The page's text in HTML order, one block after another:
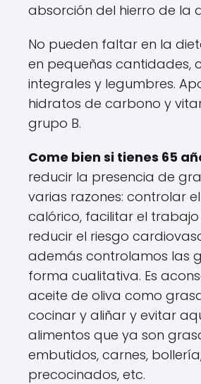
absorción del hierro de la
No pueden faltar en la
en pequeñas cantidades,
integrales y legumbres.
hidratos de carbono y
grupo B.
Come bien si tienes 65
reducir la presencia de
varias razones: controlar
calórico, facilitar el
reducir el riesgo
además controlamos las
forma cualitativa. Es
aceite de oliva como
cocinar y aliñar y evitar
alimentos que ya son
embutidos, carnes,
precocinados, etc.